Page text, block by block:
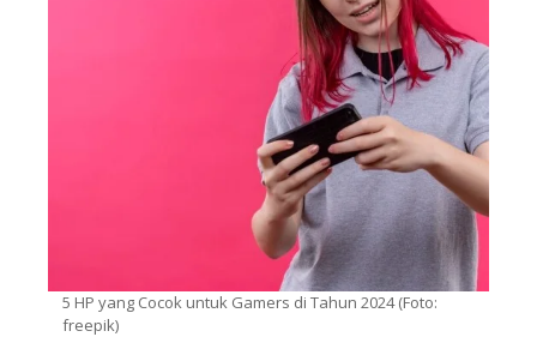
5 HP yang Cocok untuk Gamers di Tahun 2024 (Foto:
freepik)